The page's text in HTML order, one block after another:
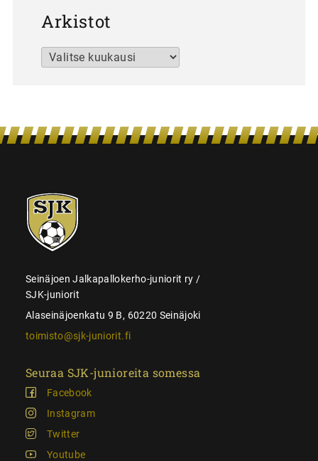
Arkistot
Arkistot
SJK-
juniorit
Seinäjoen Jalkapallokerho-juniorit ry /
SJK-juniorit
Alaseinäjoenkatu 9 B, 60220 Seinäjoki
toimisto@sjk-juniorit.fi
Seuraa SJK-junioreita somessa
Facebook
Instagram
Twitter
Youtube